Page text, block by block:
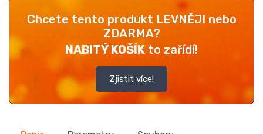
Chcete tento produkt LEVNĚJI nebo
ZDARMA?
NABITÝ KOŠÍK to zařídí!
Zjistit více!